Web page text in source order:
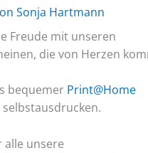
Sonja Hartmann
Freude mit unseren
die von Herzen
bequemer Print@Home
alle unsere